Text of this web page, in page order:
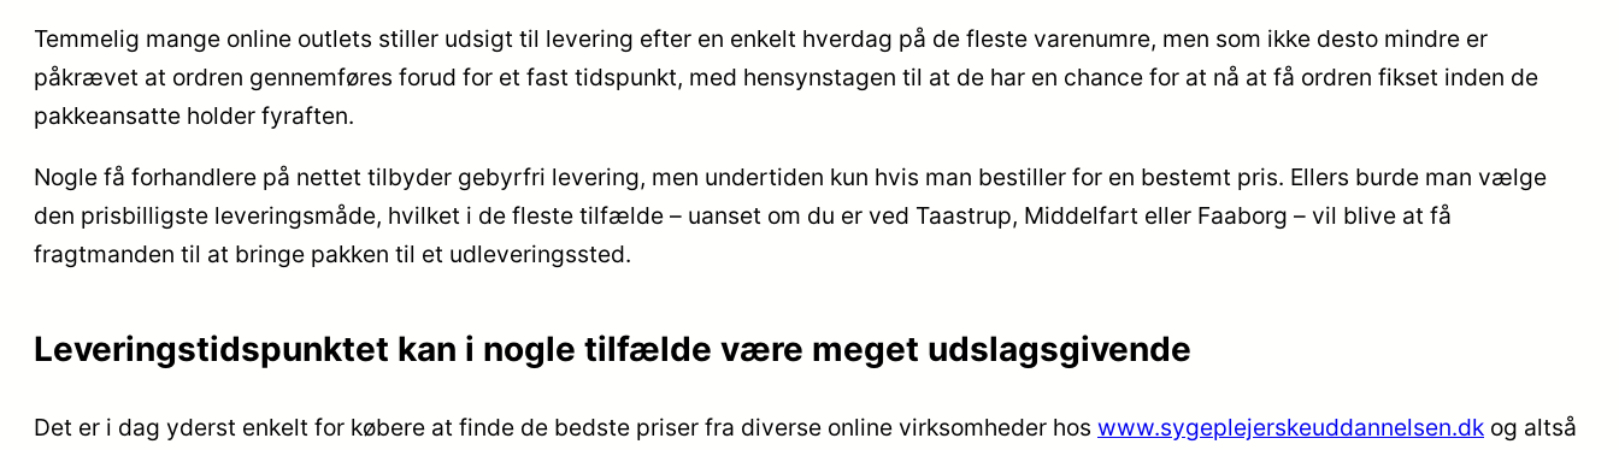
Temmelig mange online outlets stiller udsigt til levering efter en enkelt hverdag på de fleste varenumre, men som ikke desto mindre er
påkrævet at ordren gennemføres forud for et fast tidspunkt, med hensynstagen til at de har en chance for at nå at få ordren fikset inden de
pakkeansatte holder fyraften.
Nogle få forhandlere på nettet tilbyder gebyrfri levering, men undertiden kun hvis man bestiller for en bestemt pris. Ellers burde man vælge
den prisbilligste leveringsmåde, hvilket i de fleste tilfælde – uanset om du er ved Taastrup, Middelfart eller Faaborg – vil blive at få
fragtmanden til at bringe pakken til et udleveringssted.
Leveringstidspunktet kan i nogle tilfælde være meget udslagsgivende
Det er i dag yderst enkelt for købere at finde de bedste priser fra diverse online virksomheder hos www.sygeplejerskeuddannelsen.dk og altså